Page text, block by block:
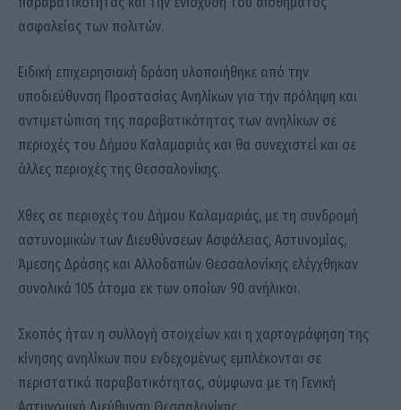
ασφαλείας των πολιτών.
Ειδική επιχειρησιακή δράση υλοποιήθηκε από την
υποδιεύθυνση Προστασίας Ανηλίκων για την πρόληψη και
αντιμετώπιση της παραβατικότητας των ανηλίκων σε
περιοχές του Δήμου Καλαμαριάς και θα συνεχιστεί και σε
άλλες περιοχές της Θεσσαλονίκης.
Χθες σε περιοχές του Δήμου Καλαμαριάς, με τη συνδρομή
αστυνομικών των Διευθύνσεων Ασφάλειας, Αστυνομίας,
Άμεσης Δράσης και Αλλοδαπών Θεσσαλονίκης ελέγχθηκαν
συνολικά 105 άτομα εκ των οποίων 90 ανήλικοι.
Σκοπός ήταν η συλλογή στοιχείων και η χαρτογράφηση της
κίνησης ανηλίκων που ενδεχομένως εμπλέκονται σε
περιστατικά παραβατικότητας, σύμφωνα με τη Γενική